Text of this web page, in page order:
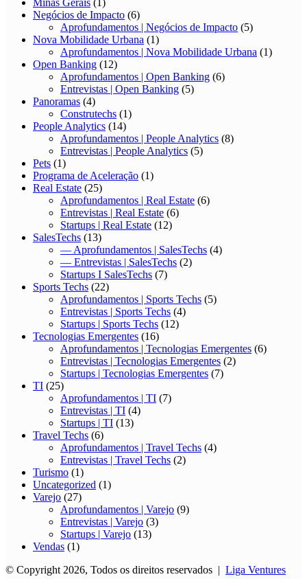
Negócios de Impacto (6)
Aprofundamentos | Negócios de Impacto (5)
Nova Mobilidade Urbana (1)
Aprofundamentos | Nova Mobilidade Urbana (1)
Open Banking (12)
Aprofundamentos | Open Banking (6)
Entrevistas | Open Banking (5)
Panoramas (4)
Construtechs (1)
People Analytics (14)
Aprofundamentos | People Analytics (8)
Entrevistas | People Analytics (5)
Pets (1)
Programa de Aceleração (1)
Real Estate (25)
Aprofundamentos | Real Estate (6)
Entrevistas | Real Estate (6)
Startups | Real Estate (12)
SalesTechs (13)
— Aprofundamentos | SalesTechs (4)
— Entrevistas | SalesTechs (2)
Startups I SalesTechs (7)
Sports Techs (22)
Aprofundamentos | Sports Techs (5)
Entrevistas | Sports Techs (4)
Startups | Sports Techs (12)
Tecnologias Emergentes (16)
Aprofundamentos | Tecnologias Emergentes (6)
Entrevistas | Tecnologias Emergentes (2)
Startups | Tecnologias Emergentes (7)
TI (25)
Aprofundamentos | TI (7)
Entrevistas | TI (4)
Startups | TI (13)
Travel Techs (6)
Aprofundamentos | Travel Techs (4)
Entrevistas | Travel Techs (2)
Turismo (1)
Uncategorized (1)
Varejo (27)
Aprofundamentos | Varejo (9)
Entrevistas | Varejo (3)
Startups | Varejo (13)
Vendas (1)
© Copyright 2026, Todos os direitos reservados | Liga Ventures